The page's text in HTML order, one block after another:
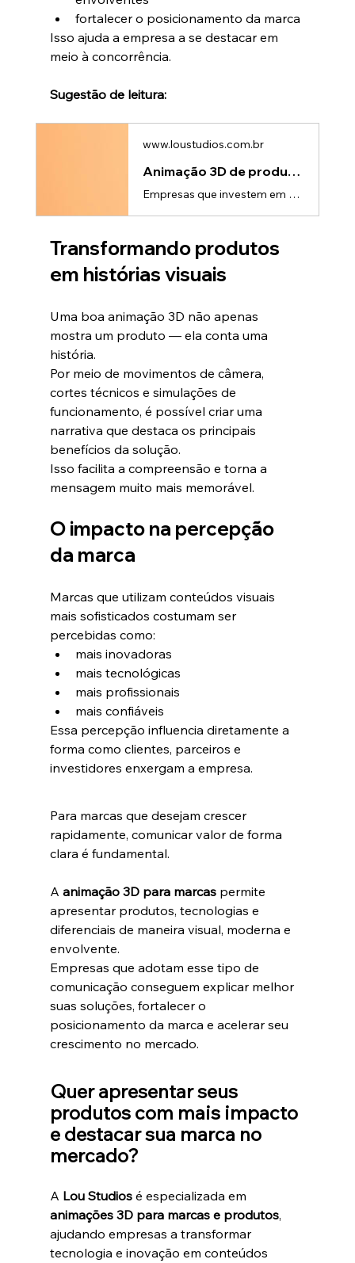
fortalecer o posicionamento da marca
Isso ajuda a empresa a se destacar em
meio à concorrência.
Sugestão de leitura:
www.loustudios.com.br
Animação 3D de produto para tráfego pago: aumente conversões
Empresas que investem em anúncios digitais sabem que um dos maiores desafios é capturar a atenção do público em poucos segundos.Plataformas como: • redes sociais • plataformas de vídeo • anúncios em display • marketplacessão ambientes altamente competitivos. O usuário rola a tela rapidamente e decide em instantes se vai parar para assistir a um anúncio.Nesse cenário, utilizar Animação 3D de produto para tráfego pago pode ser um grande diferencial para aumentar o impacto das campanhas.Por que víd
Transformando produtos
em histórias visuais
Uma boa animação 3D não apenas
mostra um produto — ela conta uma
história.
Por meio de movimentos de câmera,
cortes técnicos e simulações de
funcionamento, é possível criar uma
narrativa que destaca os principais
benefícios da solução.
Isso facilita a compreensão e torna a
mensagem muito mais memorável.
O impacto na percepção
da marca
Marcas que utilizam conteúdos visuais
mais sofisticados costumam ser
percebidas como:
mais inovadoras
mais tecnológicas
mais profissionais
mais confiáveis
Essa percepção influencia diretamente a
forma como clientes, parceiros e
investidores enxergam a empresa.
Para marcas que desejam crescer
rapidamente, comunicar valor de forma
clara é fundamental.
A animação 3D para marcas permite
apresentar produtos, tecnologias e
diferenciais de maneira visual, moderna e
envolvente.
Empresas que adotam esse tipo de
comunicação conseguem explicar melhor
suas soluções, fortalecer o
posicionamento da marca e acelerar seu
crescimento no mercado.
Quer apresentar seus
produtos com mais impacto
e destacar sua marca no
mercado?
A Lou Studios é especializada em
animações 3D para marcas e produtos,
ajudando empresas a transformar
tecnologia e inovação em conteúdos